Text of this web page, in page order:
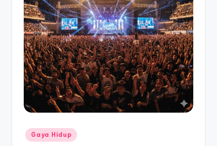
Posted
in
Gaya Hidup